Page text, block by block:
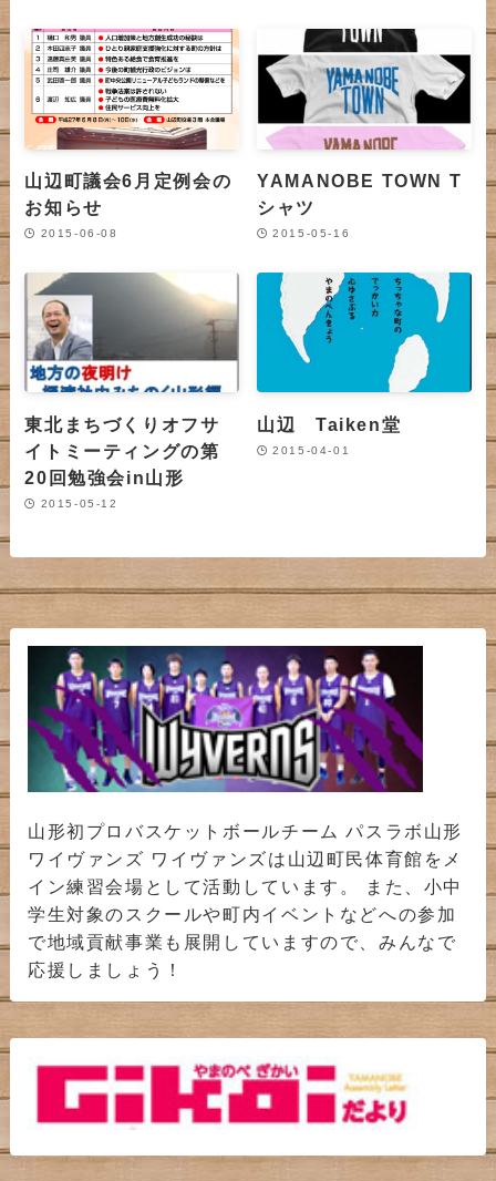
山辺町議会6月定例会の
お知らせ
2015-06-08
YAMANOBE TOWN T
シャツ
2015-05-16
東北まちづくりオフサ
イトミーティングの第
20回勉強会in山形
2015-05-12
山辺 Taiken堂
2015-04-01
山形初プロバスケットボールチーム パスラボ山形
ワイヴァンズ ワイヴァンズは山辺町民体育館をメ
イン練習会場として活動しています。 また、小中
学生対象のスクールや町内イベントなどへの参加
で地域貢献事業も展開していますので、みんなで
応援しましょう！